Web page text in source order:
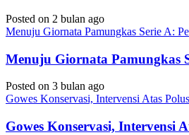
Posted on 2 bulan ago
Menuju Giornata Pamungkas Serie A:
Menuju Giornata Pamungkas
Posted on 3 bulan ago
Gowes Konservasi, Intervensi Atas
Gowes Konservasi, Intervensi